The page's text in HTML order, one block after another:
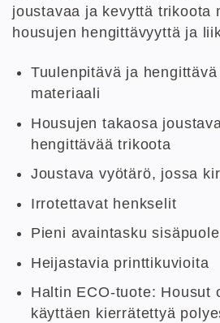
joustavaa ja kevyttä trikoota
housujen hengittävyyttä ja
Tuulenpitävä ja
materiaali
Housujen takaosa
hengittävää trikoota
Joustava vyötärö, jossa
Irrotettavat henkselit
Pieni avaintasku
Heijastavia printtikuvioita
Haltin ECO-tuote: Housut
käyttäen kierrätettyä